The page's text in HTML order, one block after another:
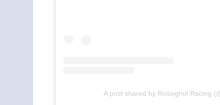
A post shared by Rossignol Racing